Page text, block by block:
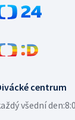
centrum
všední den: